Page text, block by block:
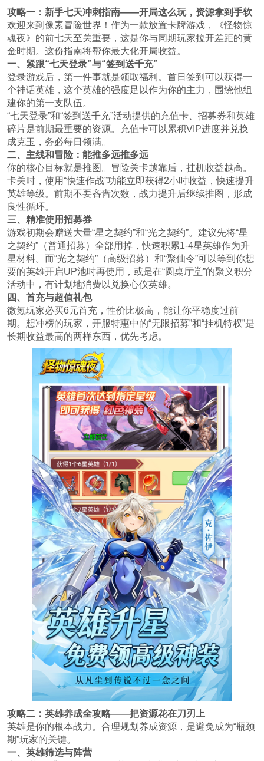
攻略一：新手七天冲刺指南——开局这么玩，资源拿到手软
欢迎来到像素冒险世界！作为一款放置卡牌游戏，《怪物惊
魂夜》的前七天至关重要，这是你与同期玩家拉开差距的黄
金时期。这份指南将帮你最大化开局收益。
一、紧跟“七天登录”与“签到送千充”
登录游戏后，第一件事就是领取福利。首日签到可以获得一
个神话英雄，这个英雄的强度足以作为你的主力，围绕他组
建你的第一支队伍。
“七天登录”和“签到送千充”活动提供的充值卡、招募券和英雄
碎片是前期最重要的资源。充值卡可以累积VIP进度并兑换
成克玉，务必每日领满。
二、主线和冒险：能推多远推多远
你的核心目标就是推图。冒险关卡越靠后，挂机收益越高。
卡关时，使用“快速作战”功能立即获得2小时收益，快速提升
英雄等级。前期不要吝啬次数，战力提升后继续推图，形成
良性循环。
三、精准使用招募券
游戏初期会赠送大量“星之契约”和“光之契约”。建议先将“星
之契约”（普通招募）全部用掉，快速积累1-4星英雄作为升
星材料。而“光之契约”（高级招募）和“聚仙令”可以等到你想
要的英雄开启UP池时再使用，或是在“圆桌厅堂”的聚义积分
活动中，有计划地消费以兑换心仪英雄。
四、首充与超值礼包
微氪玩家必买6元首充，性价比极高，能让你平稳度过前
期。想冲榜的玩家，开服特惠中的“无限招募”和“挂机特权”是
长期收益最高的两样东西，优先考虑。
攻略二：英雄养成全攻略——把资源花在刀刃上
英雄是你的根本战力。合理规划养成资源，是避免成为“瓶颈
期”玩家的关键。
一、英雄筛选与阵营